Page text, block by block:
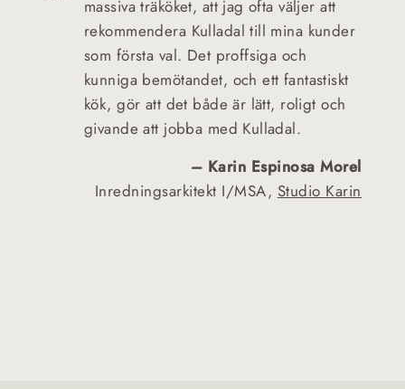
massiva träköket, att jag ofta väljer att
rekommendera Kulladal till mina kunder
som första val. Det proffsiga och
kunniga bemötandet, och ett fantastiskt
kök, gör att det både är lätt, roligt och
givande att jobba med Kulladal.
– Karin Espinosa Morel
Inredningsarkitekt I/MSA, Studio Karin